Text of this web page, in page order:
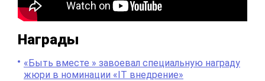
Награды
«Быть вместе » завоевал специальную награду
жюри в номинации «IT внедрение»